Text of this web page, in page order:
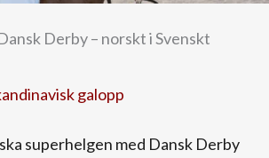
Derby – norskt i Svenskt
galopp
superhelgen med Dansk Derby